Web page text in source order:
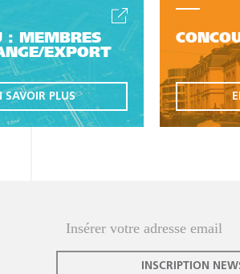
: MEMBRES
EXPORT
SAVOIR PLUS
INSCRIPTION